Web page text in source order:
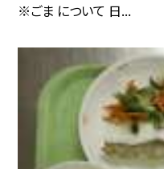
※ごま について 日...